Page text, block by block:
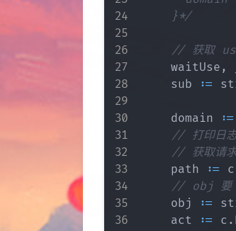
		}*/
// 获取
		waitUse
,
		sub
:=
		domain
:=
// 打印日
// 获取请
		path
:= c
// obj 要 “
		obj
:=
		act
:= c .